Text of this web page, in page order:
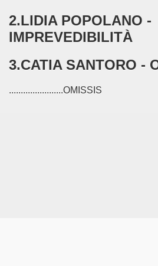
2.LIDIA POPOLANO -
IMPREVEDIBILITÀ
3.CATIA SANTORO -
.......................OMISSIS